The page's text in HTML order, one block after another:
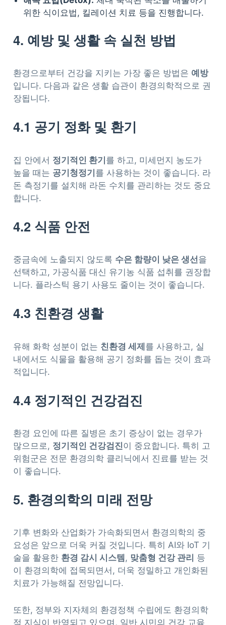
위한 식이요법, 킬레이션 치료 등을 진행합니다.
4. 예방 및 생활 속 실천 방법
환경으로부터 건강을 지키는 가장 좋은 방법은 예방
입니다. 다음과 같은 생활 습관이 환경의학적으로 권
장됩니다.
4.1 공기 정화 및 환기
집 안에서 정기적인 환기를 하고, 미세먼지 농도가
높을 때는 공기청정기를 사용하는 것이 좋습니다. 라
돈 측정기를 설치해 라돈 수치를 관리하는 것도 중요
합니다.
4.2 식품 안전
중금속에 노출되지 않도록 수은 함량이 낮은 생선을
선택하고, 가공식품 대신 유기농 식품 섭취를 권장합
니다. 플라스틱 용기 사용도 줄이는 것이 좋습니다.
4.3 친환경 생활
유해 화학 성분이 없는 친환경 세제를 사용하고, 실
내에서도 식물을 활용해 공기 정화를 돕는 것이 효과
적입니다.
4.4 정기적인 건강검진
환경 요인에 따른 질병은 초기 증상이 없는 경우가
많으므로, 정기적인 건강검진이 중요합니다. 특히 고
위험군은 전문 환경의학 클리닉에서 진료를 받는 것
이 좋습니다.
5. 환경의학의 미래 전망
기후 변화와 산업화가 가속화되면서 환경의학의 중
요성은 앞으로 더욱 커질 것입니다. 특히 AI와 IoT 기
술을 활용한 환경 감시 시스템 , 맞춤형 건강 관리 등
이 환경의학에 접목되면서, 더욱 정밀하고 개인화된
치료가 가능해질 전망입니다.
또한, 정부와 지자체의 환경정책 수립에도 환경의학
적 지식이 반영되고 있으며, 일반 시민의 건강 교육